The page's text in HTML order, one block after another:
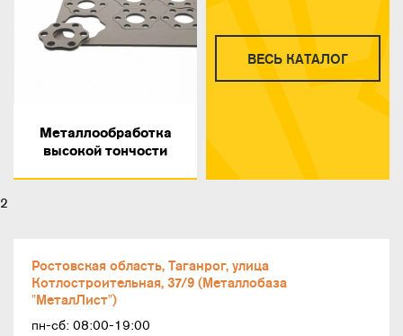
Металлообработка
высокой тончости
ВЕСЬ КАТАЛОГ
2
Ростовская область, Таганрог, улица
Котлостроительная, 37/9 (Металлобаза
"МеталЛист")
пн-сб: 08:00-19:00